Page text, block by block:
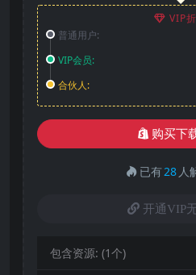
VIP
普通用户:
VIP会员:
合伙人:
购买下
已有28 人
开通VIP
包含资源: (1个)